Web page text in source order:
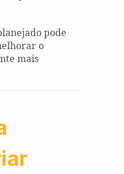
pode
o
mais